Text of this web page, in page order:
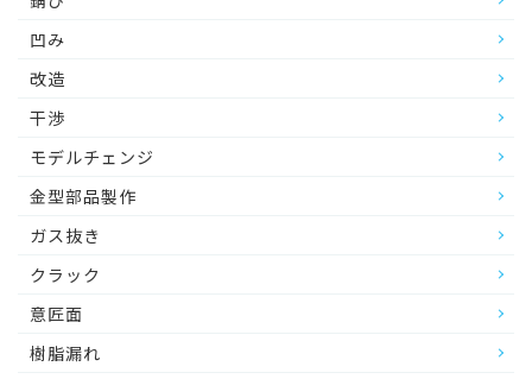
凹み
改造
干渉
モデルチェンジ
金型部品製作
ガス抜き
クラック
意匠面
樹脂漏れ